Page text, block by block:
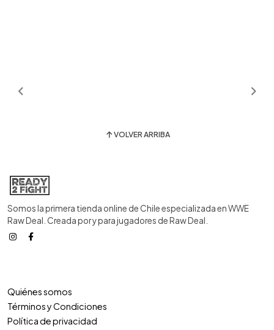
VOLVER ARRIBA
Somos la primera tienda online de Chile especializada en WWE
Raw Deal. Creada por y para jugadores de Raw Deal.
Quiénes somos
Términos y Condiciones
Política de privacidad